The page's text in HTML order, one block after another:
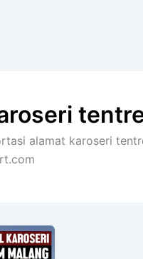
alamat karoseri